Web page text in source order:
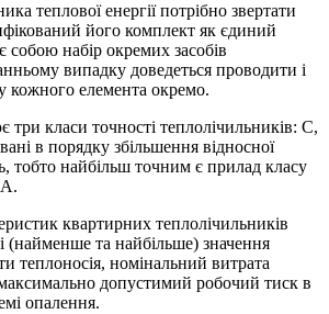
теплової енергії потрібно звертати
його комплект як єдиний
собою набір окремих засобів
випадку доведеться проводити і
кожного елемента окремо.
три класи точності теплолічильників: C,
в порядку збільшення відносної
тобто найбільш точним є прилад класу
квартирних теплолічильників
(найменше та найбільше) значення
теплоносія, номінальний витрата
допустимий робочий тиск в
опалення.